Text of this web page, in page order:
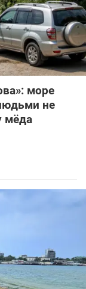
море
не
мёда